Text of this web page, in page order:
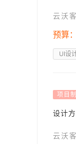
云沃
预算
UI设
项目制
设计
云沃